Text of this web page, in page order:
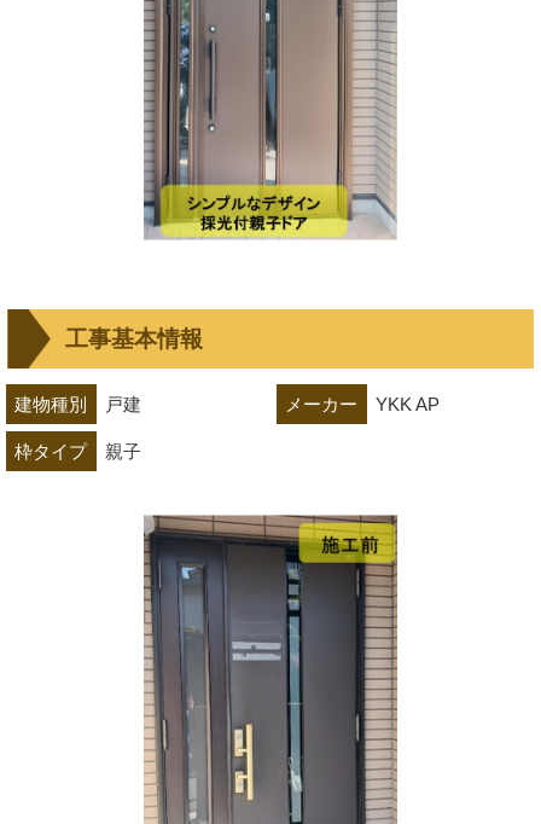
工事基本情報
建物種別 戸建 メーカー YKK AP
枠タイプ 親子